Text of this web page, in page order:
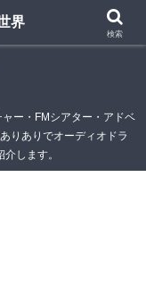
ィオドラマ・ラジ
ー・FMシアター・アドベ
りありでオーディオドラ
します。
界
検索